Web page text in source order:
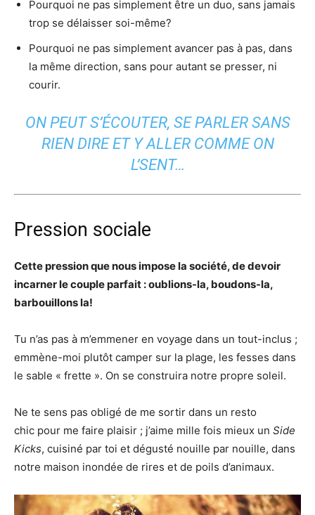
Pourquoi ne pas simplement être un duo, sans jamais
trop se délaisser soi-même?
Pourquoi ne pas simplement avancer pas à pas, dans
la même direction, sans pour autant se presser, ni
courir.
ON PEUT S’ÉCOUTER, SE PARLER SANS
RIEN DIRE ET Y ALLER COMME ON
L’SENT…
Pression sociale
Cette pression que nous impose la société, de devoir
incarner le couple parfait : oublions-la, boudons-la,
barbouillons la!
Tu n’as pas à m’emmener en voyage dans un tout-inclus ;
emmène-moi plutôt camper sur la plage, les fesses dans
le sable « frette ». On se construira notre propre soleil.
Ne te sens pas obligé de me sortir dans un resto
chic pour me faire plaisir ; j’aime mille fois mieux un Side
Kicks, cuisiné par toi et dégusté nouille par nouille, dans
notre maison inondée de rires et de poils d’animaux.